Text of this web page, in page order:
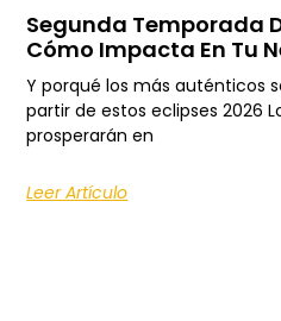
Segunda Temporada
Cómo Impacta En Tu
Y porqué los más auténticos
partir de estos eclipses 2026
prosperarán en
Leer Artículo